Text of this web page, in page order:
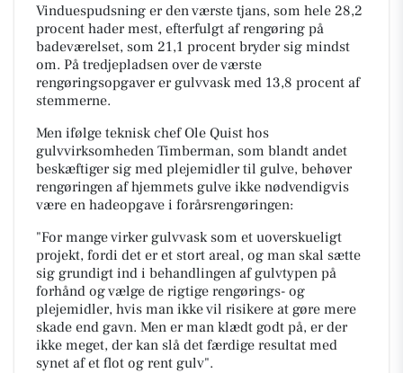
Vinduespudsning er den værste tjans, som hele 28,2
procent hader mest, efterfulgt af rengøring på
badeværelset, som 21,1 procent bryder sig mindst
om. På tredjepladsen over de værste
rengøringsopgaver er gulvvask med 13,8 procent af
stemmerne.
Men ifølge teknisk chef Ole Quist hos
gulvvirksomheden Timberman, som blandt andet
beskæftiger sig med plejemidler til gulve, behøver
rengøringen af hjemmets gulve ikke nødvendigvis
være en hadeopgave i forårsrengøringen:
"For mange virker gulvvask som et uoverskueligt
projekt, fordi det er et stort areal, og man skal sætte
sig grundigt ind i behandlingen af gulvtypen på
forhånd og vælge de rigtige rengørings- og
plejemidler, hvis man ikke vil risikere at gøre mere
skade end gavn. Men er man klædt godt på, er der
ikke meget, der kan slå det færdige resultat med
synet af et flot og rent gulv".